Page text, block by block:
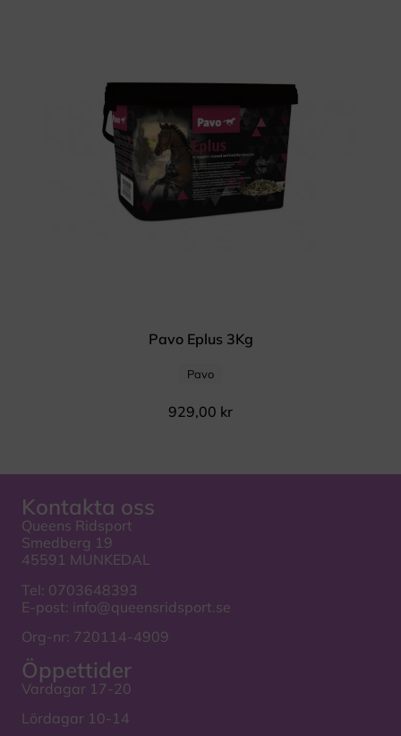
Pavo Eplus 3Kg
Pavo
929,00 kr
Kontakta oss
Queens Ridsport
Smedberg 19
45591 MUNKEDAL
Tel: 0703648393
E-post: info@queensridsport.se
Org-nr: 720114-4909
Öppettider
Vardagar 17-20
Lördagar 10-14